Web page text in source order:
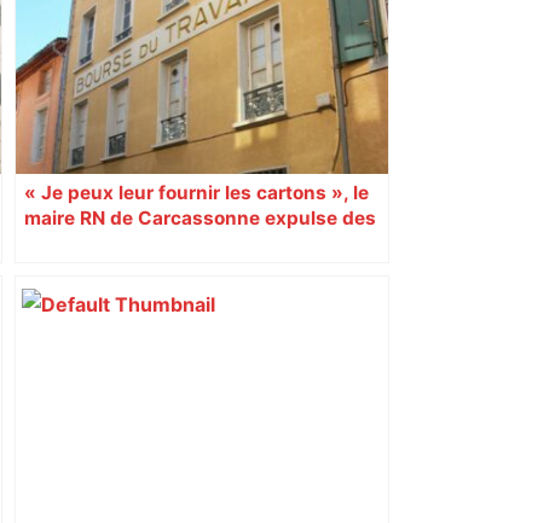
« Je peux leur fournir les cartons », le
maire RN de Carcassonne expulse des